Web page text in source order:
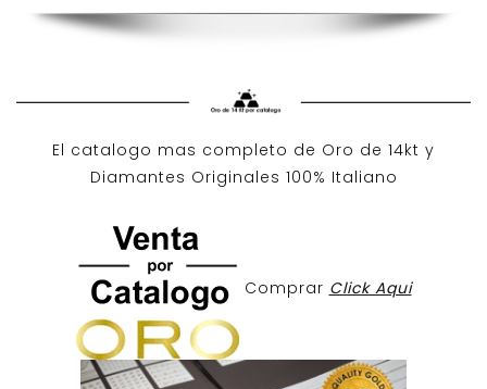
El catalogo mas completo de Oro de 14kt y
Diamantes Originales 100% Italiano
Comprar Click Aqui